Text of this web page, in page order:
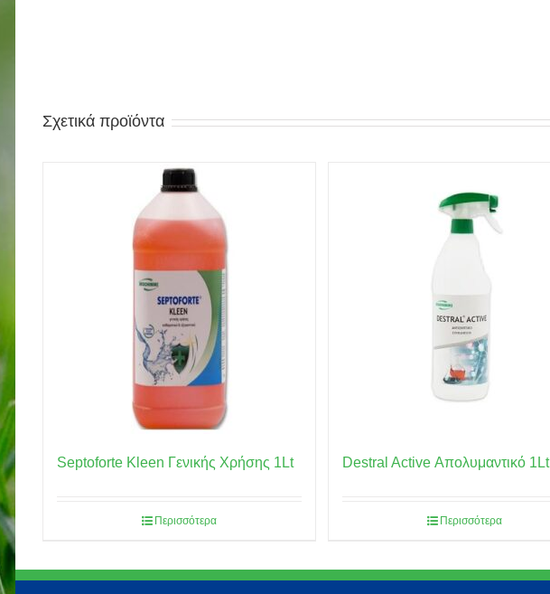
Σχετικά προϊόντα
Septoforte Kleen Γενικής Χρήσης 1Lt
Περισσότερα
Destral Active Απολυμαντικό 1Lt
Περισσότερα